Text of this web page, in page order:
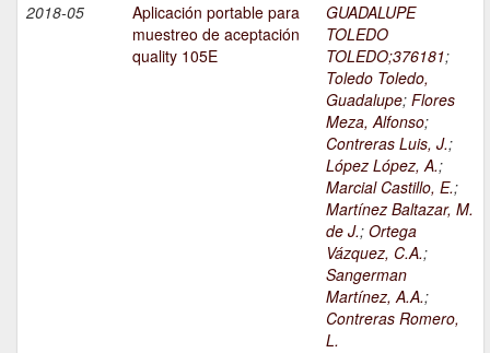
2018-05
Aplicación portable para
muestreo de aceptación
quality 105E
GUADALUPE
TOLEDO
TOLEDO;376181;
Toledo Toledo,
Guadalupe; Flores
Meza, Alfonso;
Contreras Luis, J.;
López López, A.;
Marcial Castillo, E.;
Martínez Baltazar, M.
de J.; Ortega
Vázquez, C.A.;
Sangerman
Martínez, A.A.;
Contreras Romero,
L.